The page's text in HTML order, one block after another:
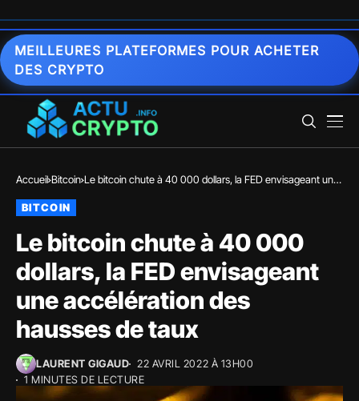
MEILLEURES PLATEFORMES POUR ACHETER
DES CRYPTO
Accueil Bitcoin Le bitcoin chute à 40 000 dollars, la FED envisageant une
BITCOIN
Le bitcoin chute à 40 000
dollars, la FED envisageant
une accélération des
hausses de taux
LAURENT GIGAUD
22 AVRIL 2022 À 13H00
1 MINUTES DE LECTURE